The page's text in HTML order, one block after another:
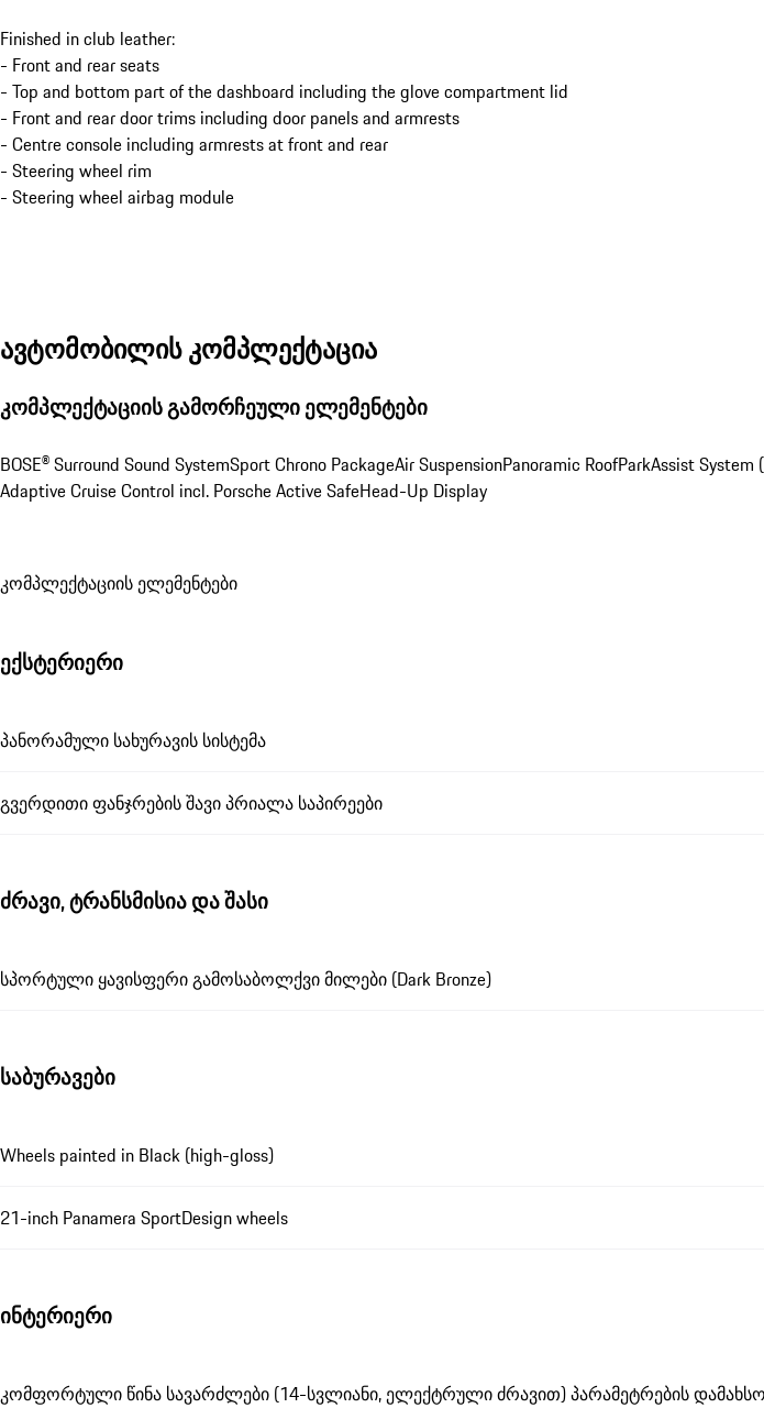
Finished in club leather:
- Front and rear seats
- Top and bottom part of the dashboard including the glove compartment lid
- Front and rear door trims including door panels and armrests
- Centre console including armrests at front and rear
- Steering wheel rim
- Steering wheel airbag module
ავტომობილის კომპლექტაცია
კომპლექტაციის გამორჩეული ელემენტები
BOSE® Surround Sound SystemSport Chrono PackageAir SuspensionPanoramic RoofParkAssist System
Adaptive Cruise Control incl. Porsche Active SafeHead-Up Display
კომპლექტაციის ელემენტები
ექსტერიერი
პანორამული სახურავის სისტემა
გვერდითი ფანჯრების შავი პრიალა საპირეები
ძრავი, ტრანსმისია და შასი
სპორტული ყავისფერი გამოსაბოლქვი მილები (Dark Bronze)
საბურავები
Wheels painted in Black (high-gloss)
21-inch Panamera SportDesign wheels
ინტერიერი
კომფორტული წინა სავარძლები (14-სვლიანი, ელექტრული ძრავით) პარამეტრების